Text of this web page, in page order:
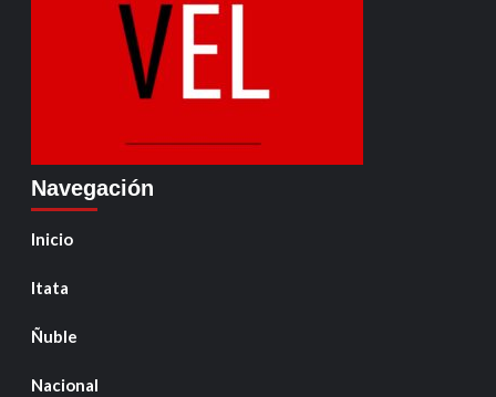
Navegación
Inicio
Itata
Ñuble
Nacional